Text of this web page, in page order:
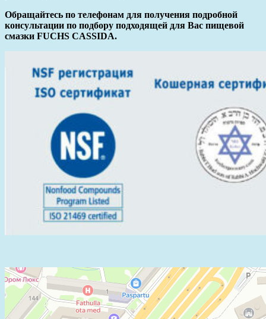
Обращайтесь по телефонам для получения подробной
консультации по подбору подходящей для Вас пищевой
смазки FUCHS CASSIDA.